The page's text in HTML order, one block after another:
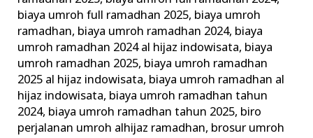
biaya umroh full ramadhan 2025, biaya umroh
ramadhan, biaya umroh ramadhan 2024, biaya
umroh ramadhan 2024 al hijaz indowisata, biaya
umroh ramadhan 2025, biaya umroh ramadhan
2025 al hijaz indowisata, biaya umroh ramadhan al
hijaz indowisata, biaya umroh ramadhan tahun
2024, biaya umroh ramadhan tahun 2025, biro
perjalanan umroh alhijaz ramadhan, brosur umroh